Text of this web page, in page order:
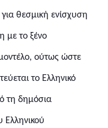
θεσμική ενίσχυση
με το ξένο
ούτως ώστε
το Ελληνικό
τη δημόσια
Ελληνικού